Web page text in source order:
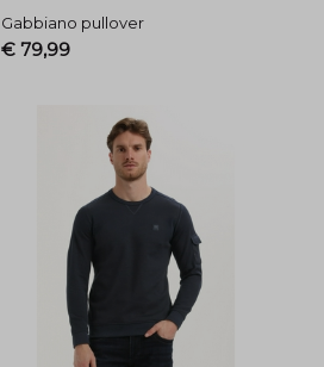
Gabbiano pullover
€ 79,99